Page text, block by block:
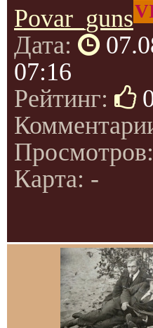
Povar_guns
Дата:
07:16
Рейтинг:
Карта: -